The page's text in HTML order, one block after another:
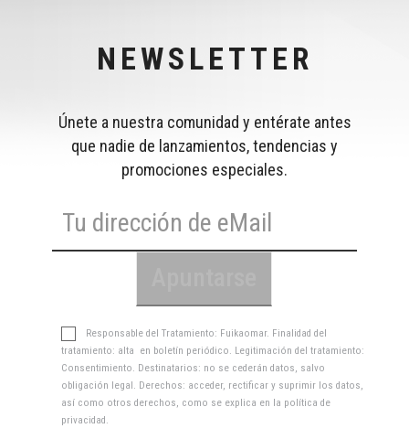
NEWSLETTER
Únete a nuestra comunidad y entérate antes
que nadie de lanzamientos, tendencias y
promociones especiales.
Responsable del Tratamiento: Fuikaomar. Finalidad del
tratamiento: alta en boletín periódico. Legitimación del tratamiento:
Consentimiento. Destinatarios: no se cederán datos, salvo
obligación legal. Derechos: acceder, rectificar y suprimir los datos,
así como otros derechos, como se explica en la política de
privacidad.